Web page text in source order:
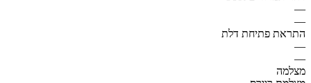
—
—
התראת פתיחת דלת
—
—
מצלמה